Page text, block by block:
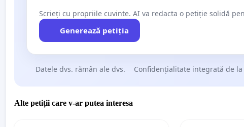
Scrieți cu propriile cuvinte. AI va redacta o petiție solidă
Generează petiția
Datele dvs. rămân ale dvs. Confidențialitate integrată de
Alte petiții care v-ar putea interesa